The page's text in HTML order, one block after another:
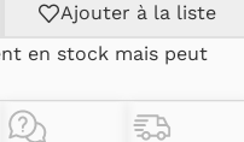
Ajouter à la liste
en stock mais peut